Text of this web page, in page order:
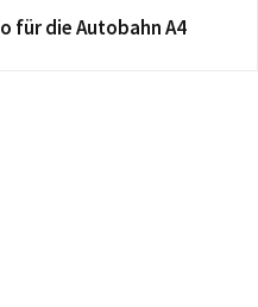
für die Autobahn A4